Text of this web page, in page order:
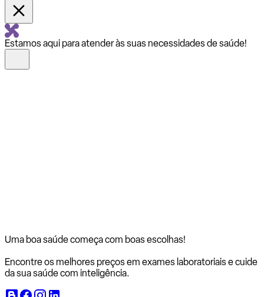
Estamos aqui para atender às suas necessidades de saúde!
Uma boa saúde começa com boas escolhas!
Encontre os melhores preços em exames laboratoriais e cuide
da sua saúde com inteligência.